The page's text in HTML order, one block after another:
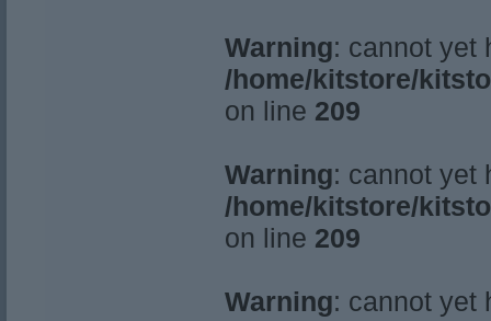
Warning: cannot yet
/home/kitstore/
on line 209
Warning: cannot yet
/home/kitstore/
on line 209
Warning: cannot yet